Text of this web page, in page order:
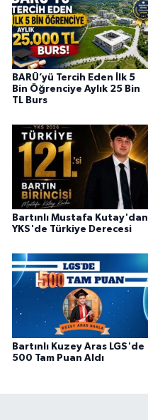
BARÜ’yü Tercih Eden İlk 5
Bin Öğrenciye Aylık 25 Bin
TL Burs
Bartınlı Mustafa Kutay'dan
YKS'de Türkiye Derecesi
Bartınlı Kuzey Aras LGS'de
500 Tam Puan Aldı